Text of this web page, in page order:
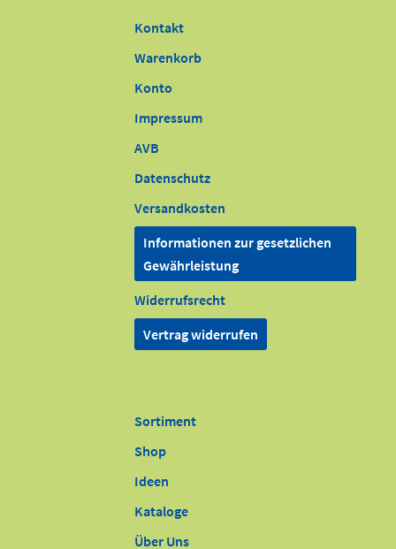
Kontakt
Warenkorb
Konto
Impressum
AVB
Datenschutz
Versandkosten
Informationen zur gesetzlichen
Gewährleistung
Widerrufsrecht
Vertrag widerrufen
Sortiment
Shop
Ideen
Kataloge
Über Uns